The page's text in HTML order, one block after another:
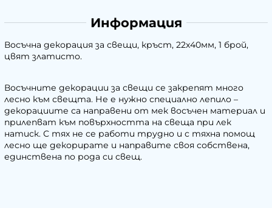
Информация
Восъчна декорация за свещи, кръст, 22х40мм, 1 брой,
цвят златисто.
Восъчните декорации за свещи се закрепят много
лесно към свещта. Не е нужно специално лепило –
декорациите са направени от мек восъчен материал и
прилепват към повърхността на свеща при лек
натиск. С тях не се работи трудно и с тяхна помощ
лесно ще декорирате и направите своя собствена,
единствена по рода си свещ.